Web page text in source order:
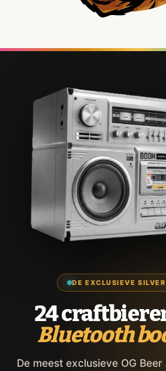
DE EXCLUSIEVE
24
Bluetooth
De meest exclusieve OG